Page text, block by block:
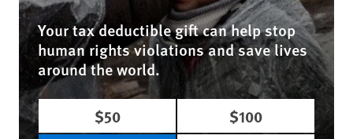
Your tax deductible gift can help stop
human rights violations and save lives
around the world.
$50
$100